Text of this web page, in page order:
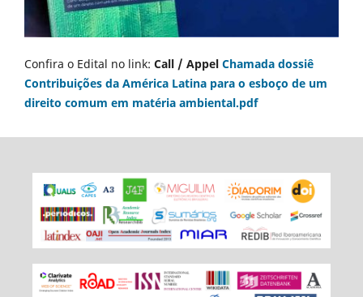
Confira o Edital no link: Call / Appel Chamada dossiê
Contribuições da América Latina para o esboço de um
direito comum em matéria ambiental.pdf